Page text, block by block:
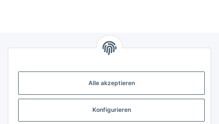
Alle akzeptieren
Konfigurieren
Gesetzliche Informationen
Weitere Informationen